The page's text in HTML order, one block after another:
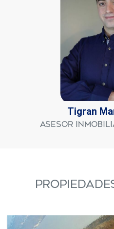
Tigran
Asesor